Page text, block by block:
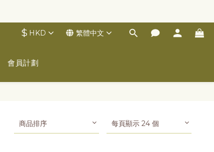
$ HKD 繁體中文
會員計劃
商品排序 每頁顯示 24 個